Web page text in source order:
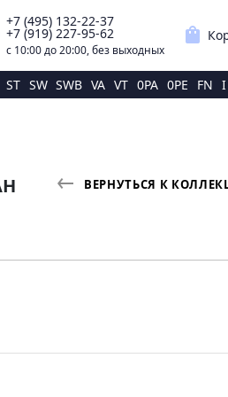
+7 (495) 132-22-37
+7 (919) 227-95-62
с 10:00 до 20:00, без выходных
shopping_bag
ST SW SWB VA VT 0PA 0PE FN I
ВЕРНУТЬСЯ К